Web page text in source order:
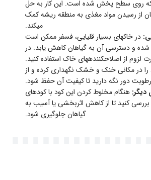
که روی سطح پخش شده است. این کار به حل
از رسیدن مواد مغذی به منطقه ریشه کمک
میکند.
در خاکهای بسیار قلیایی، فسفر ممکن است
شده و دسترسی آن به گیاهان کاهش یابد. در
لزوم از اصلاحکنندههای خاک استفاده کنید.
را در مکانی خنک و خشک نگهداری کرده و از
رطوبت دور نگه دارید تا کیفیت آن حفظ شود.
دیگر: هنگام مخلوط کردن این کود با کودهای
بررسی کنید تا از کاهش اثربخشی یا آسیب به
گیاهان جلوگیری شود.